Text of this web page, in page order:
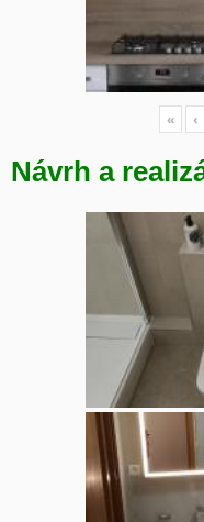
« ‹
Návrh a